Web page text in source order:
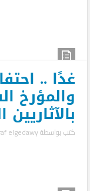
غدًا ..
والمؤرخ
كتب بواسطةelgedawy